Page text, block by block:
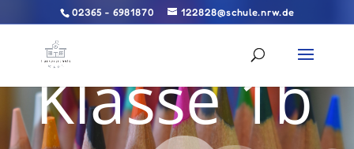
02365 - 6981870 122828@schule.nrw.de
Klasse 1b